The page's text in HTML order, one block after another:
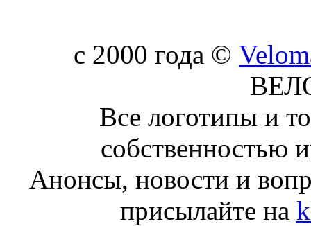
c 2000 года ©
Все логотипы и
собственностью
Анонсы, новости и
присылайте на